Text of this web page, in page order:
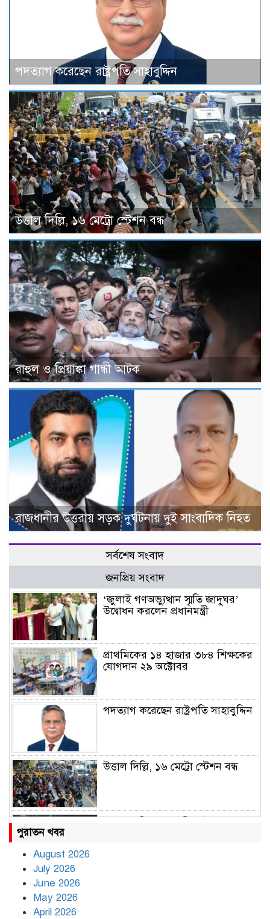
পদত্যাগ করেছেন রাষ্ট্রপতি সাহাবুদ্দিন
উত্তাল দিল্লি, ১৬ মেট্রো স্টেশন বন্ধ
রাহুল ও প্রিয়াঙ্কা গান্ধী আটক
রাজধানীর উত্তরায় সড়ক দুর্ঘটনায় দুই সাংবাদিক নিহত
সর্বশেষ সংবাদ
জনপ্রিয় সংবাদ
‘জুলাই গণঅভ্যুত্থান স্মৃতি জাদুঘর’
উদ্বোধন করলেন প্রধানমন্ত্রী
প্রাথমিকের ১৪ হাজার ৩৮৪ শিক্ষকের
যোগদান ২৯ অক্টোবর
পদত্যাগ করেছেন রাষ্ট্রপতি সাহাবুদ্দিন
উত্তাল দিল্লি, ১৬ মেট্রো স্টেশন বন্ধ
পুরাতন খবর
August 2026
July 2026
June 2026
May 2026
April 2026